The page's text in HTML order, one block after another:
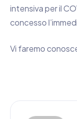
intensiva per il
concesso
Vi faremo